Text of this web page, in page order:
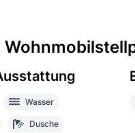
Wasser
Dusche